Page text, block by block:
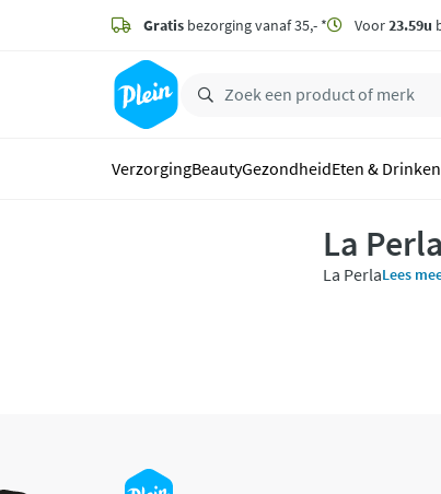
zoeken
hoofdinhoud
Gratis bezorging vanaf 35,- * Voor23.59u
VerzorgingBeautyGezondheidEten & Drinken
La Perla
La PerlaLees